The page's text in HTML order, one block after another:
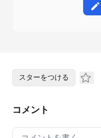
スターをつける
コメント